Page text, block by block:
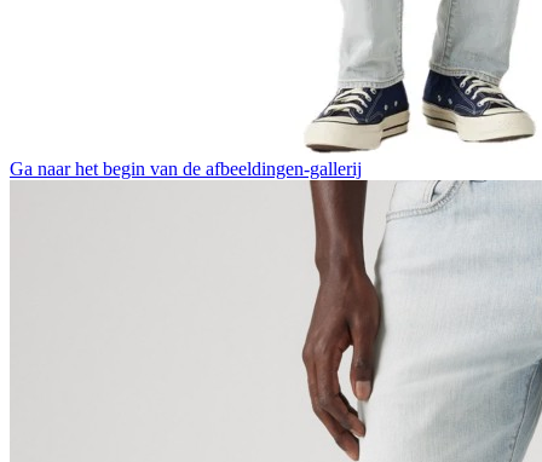
Ga naar het begin van de afbeeldingen-gallerij